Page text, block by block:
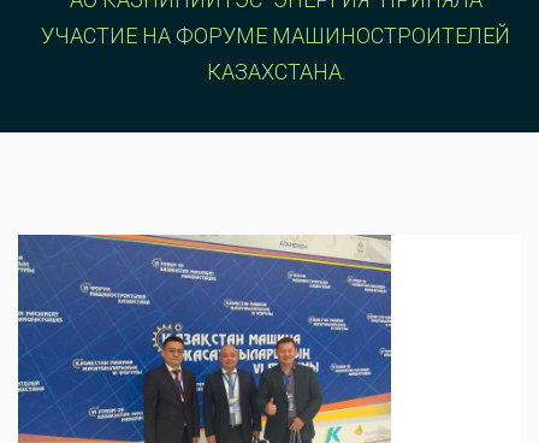
УЧАСТИЕ НА ФОРУМЕ МАШИНОСТРОИТЕЛЕЙ
КАЗАХСТАНА.